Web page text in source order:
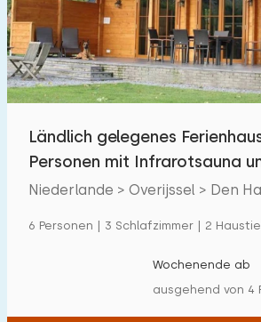
Schwimmbad
Eingezäunter Garten
Haustierfrei
Ladestation Auto
€ 0 — € 1000+
Ländlich gelegenes
Personen mit Infrarotsauna
in Den Ham
Niederlande > Overijssel > Den
6 Personen | 3 Schlafzimmer | 2
Wochenende ab
ausgehend von 4